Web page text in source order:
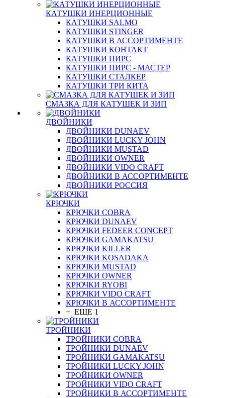
КАТУШКИ ИНЕРЦИОННЫЕ
КАТУШКИ SALMO
КАТУШКИ STINGER
КАТУШКИ В АССОРТИМЕНТЕ
КАТУШКИ КОНТАКТ
КАТУШКИ ПИРС
КАТУШКИ ПИРС - МАСТЕР
КАТУШКИ СТАЛКЕР
КАТУШКИ ТРИ КИТА
СМАЗКА ДЛЯ КАТУШЕК И ЗИП
ДВОЙНИКИ
ДВОЙНИКИ DUNAEV
ДВОЙНИКИ LUCKY JOHN
ДВОЙНИКИ MUSTAD
ДВОЙНИКИ OWNER
ДВОЙНИКИ VIDO CRAFT
ДВОЙНИКИ В АССОРТИМЕНТЕ
ДВОЙНИКИ РОССИЯ
КРЮЧКИ
КРЮЧКИ COBRA
КРЮЧКИ DUNAEV
КРЮЧКИ FEDEER CONCEPT
КРЮЧКИ GAMAKATSU
КРЮЧКИ KILLER
КРЮЧКИ KOSADAKA
КРЮЧКИ MUSTAD
КРЮЧКИ OWNER
КРЮЧКИ RYOBI
КРЮЧКИ VIDO CRAFT
КРЮЧКИ В АССОРТИМЕНТЕ
+ ЕЩЕ 1
ТРОЙНИКИ
ТРОЙНИКИ COBRA
ТРОЙНИКИ DUNAEV
ТРОЙНИКИ GAMAKATSU
ТРОЙНИКИ LUCKY JOHN
ТРОЙНИКИ OWNER
ТРОЙНИКИ VIDO CRAFT
ТРОЙНИКИ В АССОРТИМЕНТЕ